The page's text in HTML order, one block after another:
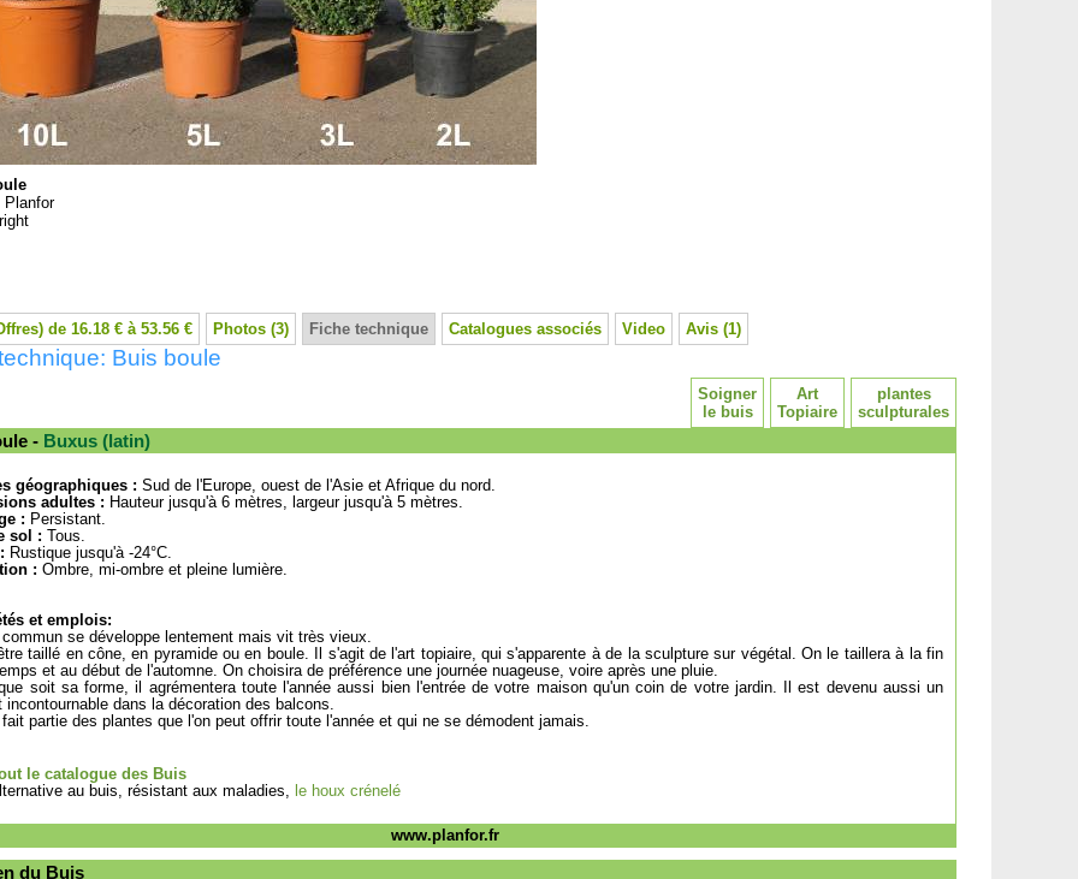
Planfor
de 16.18 € à 53.56 € Photos (3) Fiche technique Catalogues associés Video Avis (1)
Buis boule
plantes
sculpturales
Art
Topiaire
Soigner
le buis
- Buxus (latin)
géographiques : Sud de l'Europe, ouest de l'Asie et Afrique du nord.
adultes : Hauteur jusqu'à 6 mètres, largeur jusqu'à 5 mètres.
: Persistant.
sol : Tous.
Rustique jusqu'à -24°C.
: Ombre, mi-ombre et pleine lumière.
et emplois:
commun se développe lentement mais vit très vieux.
taillé en cône, en pyramide ou en boule. Il s'agit de l'art topiaire, qui s'apparente à de la sculpture sur végétal. On le taillera à la fin
et au début de l'automne. On choisira de préférence une journée nuageuse, voire après une pluie.
soit sa forme, il agrémentera toute l'année aussi bien l'entrée de votre maison qu'un coin de votre jardin. Il est devenu aussi un
incontournable dans la décoration des balcons.
fait partie des plantes que l'on peut offrir toute l'année et qui ne se démodent jamais.
le catalogue des Buis
au buis, résistant aux maladies, le houx crénelé
www.planfor.fr
du Buis